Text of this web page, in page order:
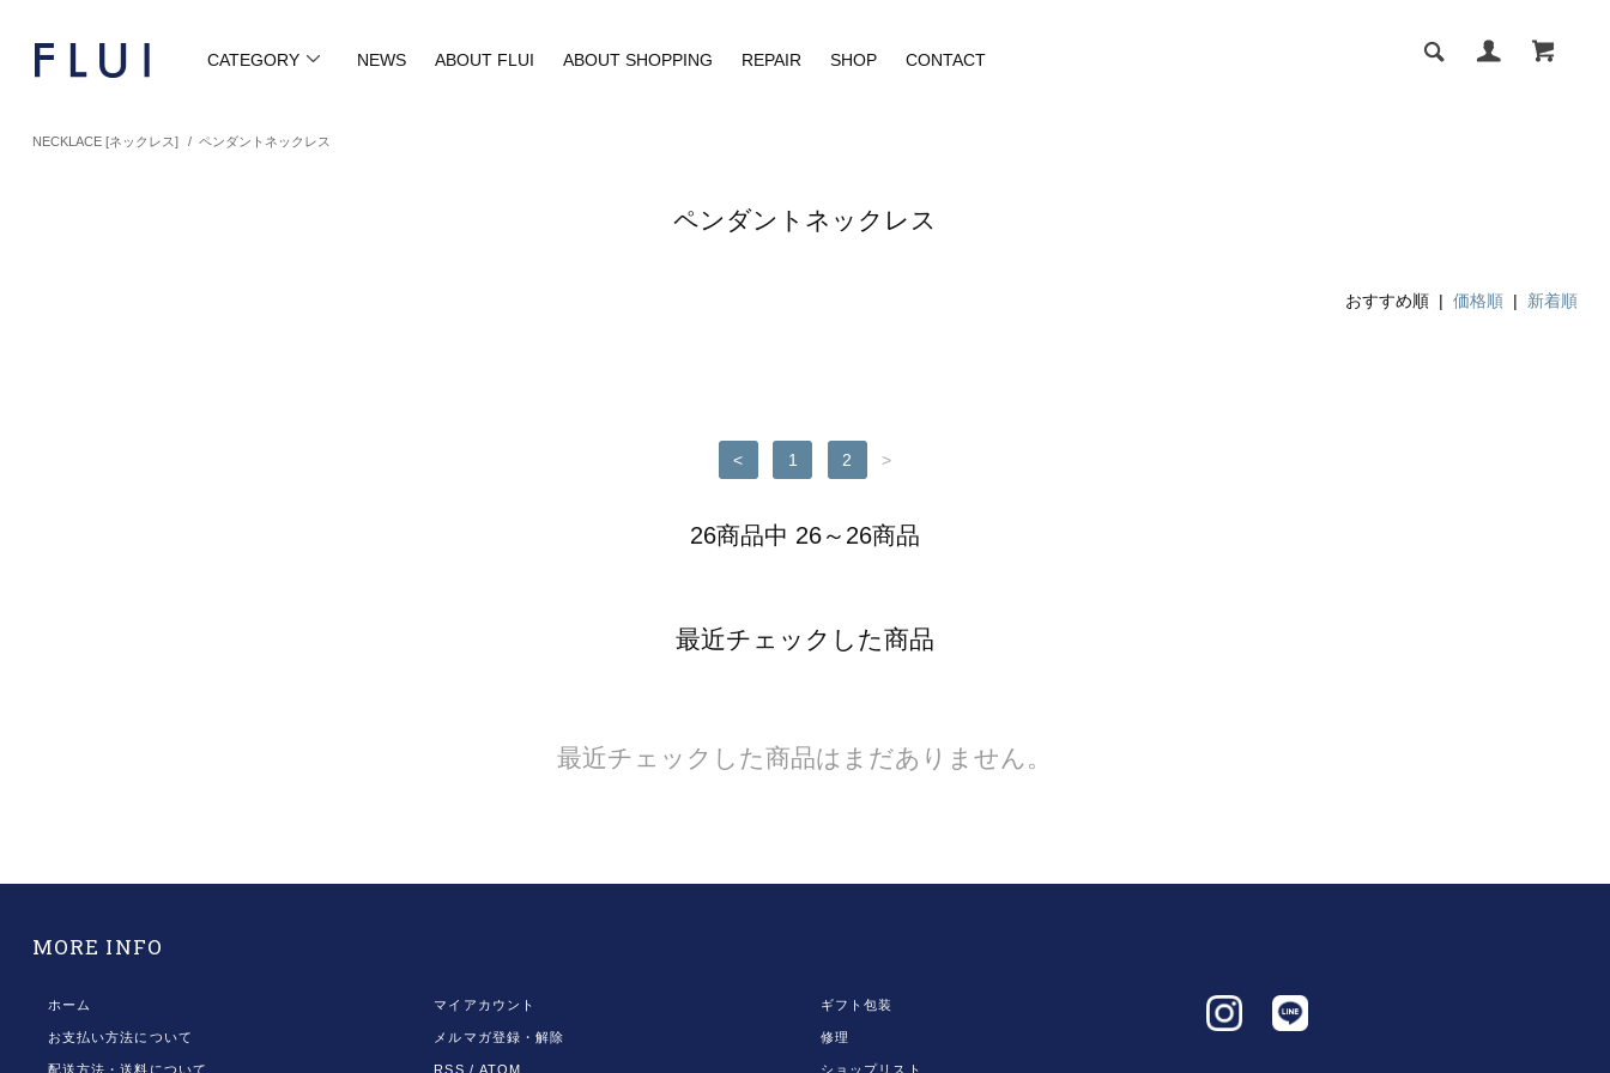
CATEGORY NEWS ABOUT FLUI ABOUT SHOPPING REPAIR SHOP CONTACT
NECKLACE [ネックレス] / ペンダントネックレス
ペンダントネックレス
おすすめ順 |価格順 | 新着順
< 1 2 >
26商品中 26～26商品
最近チェックした商品
最近チェックした商品はまだありません。
MORE INFO
ホーム
お支払い方法について
配送方法・送料について
マイアカウント
メルマガ登録・解除
RSS /ATOM
ギフト包装
修理
ショップリスト